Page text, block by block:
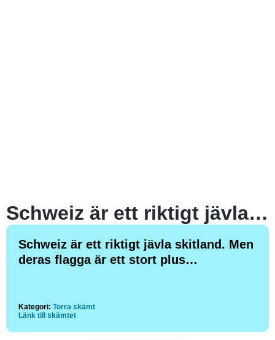
Schweiz är ett riktigt jävla skitland. Men deras flagga är ett stort plus…
Schweiz är ett riktigt jävla skitland. Men
deras flagga är ett stort plus…
Kategori: Torra skämt
Länk till skämtet